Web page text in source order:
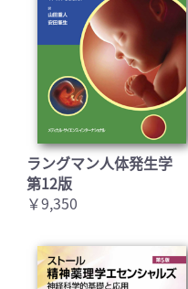
ラングマン人体発生学
第12版
￥9,350